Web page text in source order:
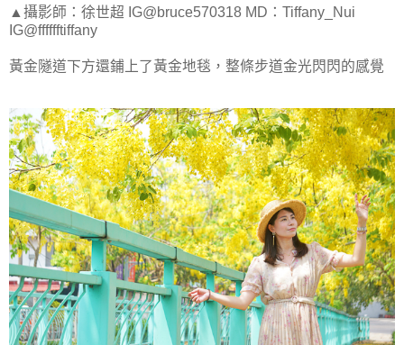
▲攝影師：徐世超 IG@bruce570318 MD：Tiffany_Nui
IG@fffffftiffany
黃金隧道下方還鋪上了黃金地毯，整條步道金光閃閃的感覺